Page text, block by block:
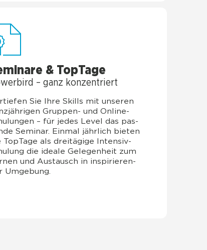
& Top­Ta­ge
– ganz kon­zen­triert
Sie Ihre Skills mit unse­ren
Grup­pen- und Online­
– für jedes Level das pas­
Semi­nar. Ein­mal jähr­lich bie­ten
Top­Ta­ge als drei­tä­gi­ge Inten­siv­
die idea­le Gele­gen­heit zum
und Aus­tausch in inspi­rie­ren­
Umge­bung.